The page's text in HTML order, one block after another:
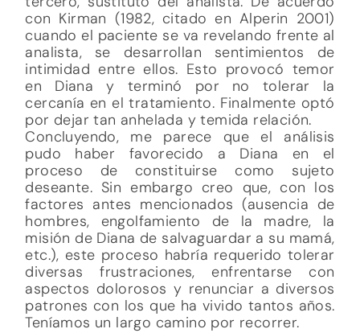
con Kirman (1982, citado en Alperin 2001)
cuando el paciente se va revelando frente al
analista, se desarrollan sentimientos de
intimidad entre ellos. Esto provocó temor
en Diana y terminó por no tolerar la
cercanía en el tratamiento. Finalmente optó
por dejar tan anhelada y temida relación.
Concluyendo, me parece que el análisis
pudo haber favorecido a Diana en el
proceso de constituirse como sujeto
deseante. Sin embargo creo que, con los
factores antes mencionados (ausencia de
hombres, engolfamiento de la madre, la
misión de Diana de salvaguardar a su mamá,
etc.), este proceso habría requerido tolerar
diversas frustraciones, enfrentarse con
aspectos dolorosos y renunciar a diversos
patrones con los que ha vivido tantos años.
Teníamos un largo camino por recorrer.